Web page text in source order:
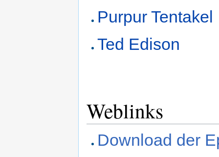
Purpur Tentakel
Ted Edison
Weblinks
Download der